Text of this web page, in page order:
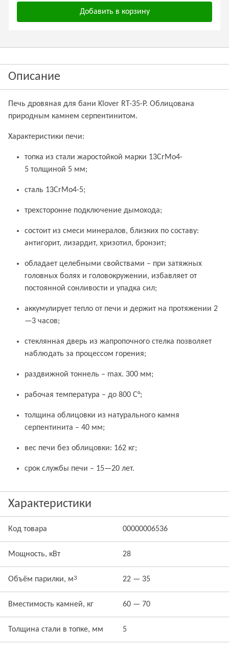
Добавить в корзину
Описание
Печь дровяная для бани Klover RT-35-P. Облицована
природным камнем серпентинитом.
Характеристики печи:
топка из стали жаростойкой марки 13CrMo4-
5 толщиной 5 мм;
сталь 13CrMo4-5;
трехсторонне подключение дымохода;
состоит из смеси минералов, близких по составу:
антигорит, лизардит, хризотил, бронзит;
обладает целебными свойствами – при затяжных
головных болях и головокружении, избавляет от
постоянной сонливости и упадка сил;
аккумулирует тепло от печи и держит на протяжении 2
—3 часов;
стеклянная дверь из жапропочного стелка позволяет
наблюдать за процессом горения;
раздвижной тоннель – max. 300 мм;
рабочая температура – до 800 С°;
толщина облицовки из натурального камня
серпентинита – 40 мм;
вес печи без облицовки: 162 кг;
cрок службы печи – 15—20 лет.
Характеристики
Код товара 00000006536
Мощность, кВт 28
Объём парилки, м3 22 — 35
Вместимость камней, кг 60 — 70
Толщина стали в топке, мм 5